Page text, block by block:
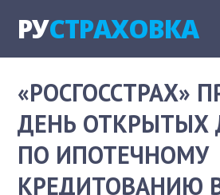
РУСТРАХОВКА
«РОСГОССТРАХ»
ДЕНЬ ОТКРЫТЫХ
ПО ИПОТЕЧНОМУ
КРЕДИТОВАНИЮ